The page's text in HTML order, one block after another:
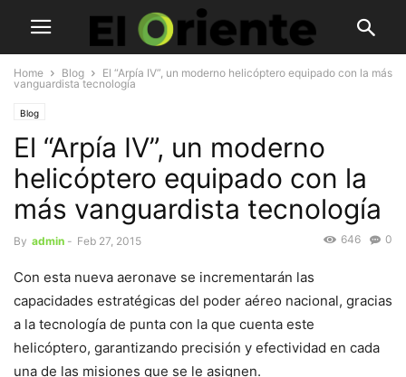
Home Blog
El “Arpía IV”, un moderno helicóptero equipado con la más
vanguardista tecnología
Blog
El “Arpía IV”, un moderno
helicóptero equipado con la
más vanguardista tecnología
By admin - Feb 27, 2015 0
646
Con esta nueva aeronave se incrementarán las
capacidades estratégicas del poder aéreo nacional, gracias
a la tecnología de punta con la que cuenta este
helicóptero, garantizando precisión y efectividad en cada
una de las misiones que se le asignen.